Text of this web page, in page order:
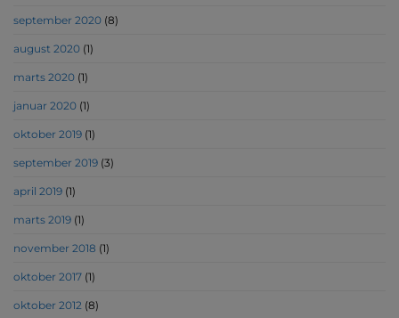
september 2020 (8)
august 2020 (1)
marts 2020 (1)
januar 2020 (1)
oktober 2019 (1)
september 2019 (3)
april 2019 (1)
marts 2019 (1)
november 2018 (1)
oktober 2017 (1)
oktober 2012 (8)